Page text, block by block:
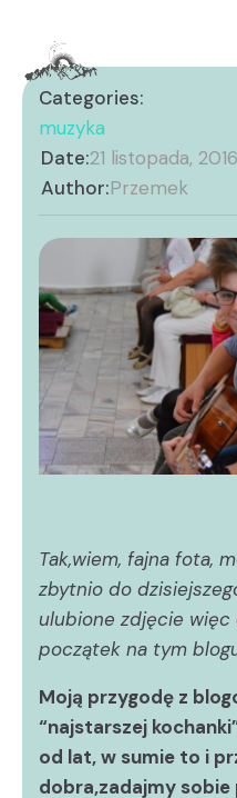
Categories:
muzyka
Date:21 listopada, 2016
Author:Przemek
Tak,wiem, fajna fota,
zbytnio do
ulubione zdjęcie więc
początek na tym
Moją przygodę z
“najstarszej
od lat, w sumie to i
dobra,zadajmy sobie